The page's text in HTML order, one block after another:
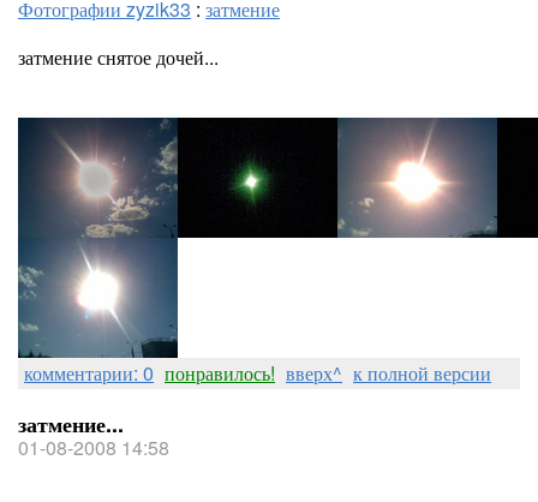
Фотографии zyzik33 : затмение
затмение снятое дочей...
комментарии: 0 понравилось! вверх^ к полной версии
затмение...
01-08-2008 14:58